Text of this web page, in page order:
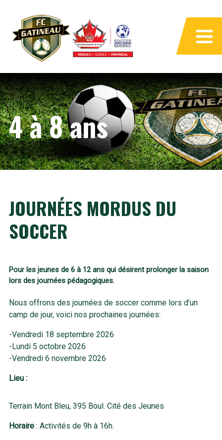
4 à 8 ans
JOURNÉES MORDUS DU
SOCCER
Pour les jeunes de 6 à 12 ans qui désirent prolonger la saison
lors des journées pédagogiques.
Nous offrons des journées de soccer comme lors d’un
camp de jour, voici nos prochaines journées:
-Vendredi 18 septembre 2026
-Lundi 5 octobre 2026
-Vendredi 6 novembre 2026
Lieu :
Terrain Mont Bleu, 395 Boul. Cité des Jeunes
Horaire: Activités de 9h à 16h.